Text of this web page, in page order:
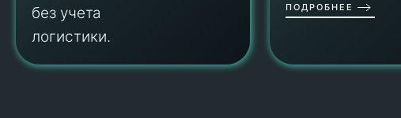
без учета
логистики.
ПОДРОБНЕЕ